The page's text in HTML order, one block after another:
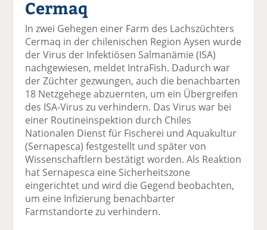
uf
F
ac
e
b
o
o
k
te
il
e
n
wi
tt
er
n
uf
Li
n
k
e
di
n
il
n
er
E
ai
l
v
er
n
e
ru
ck
n
Cermaq
In zwei Gehegen einer Farm des Lachszüchters
Cermaq in der chilenischen Region Aysen wurde
der Virus der Infektiösen Salmanämie (ISA)
nachgewiesen, meldet IntraFish. Dadurch war
der Züchter gezwungen, auch die benachbarten
18 Netzgehege abzuernten, um ein Übergreifen
des ISA-Virus zu verhindern. Das Virus war bei
einer Routineinspektion durch Chiles
Nationalen Dienst für Fischerei und Aquakultur
(Sernapesca) festgestellt und später von
Wissenschaftlern bestätigt worden. Als Reaktion
hat Sernapesca eine Sicherheitszone
eingerichtet und wird die Gegend beobachten,
um eine Infizierung benachbarter
Farmstandorte zu verhindern.